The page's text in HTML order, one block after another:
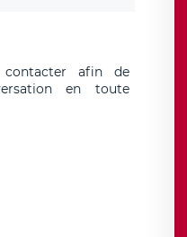
afin de
en toute